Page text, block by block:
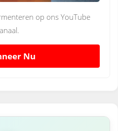
op ons YouTube
Nu